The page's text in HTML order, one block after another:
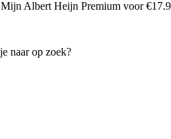
Mijn Albert Heijn Premium voor